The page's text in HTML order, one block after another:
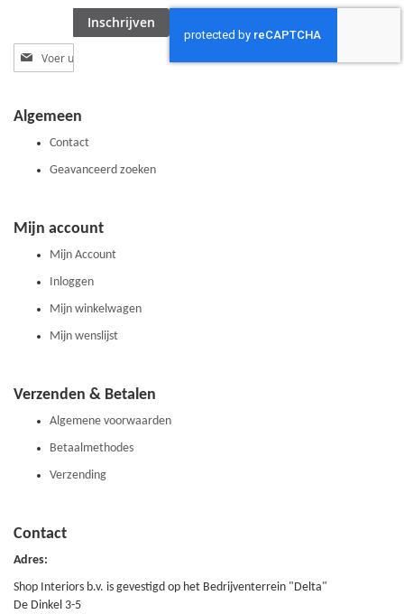
Abonneer
u
nieuwsbrief
Inschrijven
Algemeen
Contact
Geavanceerd zoeken
Mijn account
Mijn Account
Inloggen
Mijn winkelwagen
Mijn wenslijst
Verzenden & Betalen
Algemene voorwaarden
Betaalmethodes
Verzending
Contact
Adres:
Shop Interiors b.v. is gevestigd op het Bedrijventerrein "Delta"
De Dinkel 3-5